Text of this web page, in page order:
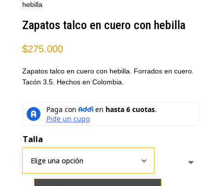
hebilla
Zapatos talco en cuero con hebilla
$275.000
Zapatos talco en cuero con hebilla. Forrados en cuero.
Tacón 3.5. Hechos en Colombia.
Talla